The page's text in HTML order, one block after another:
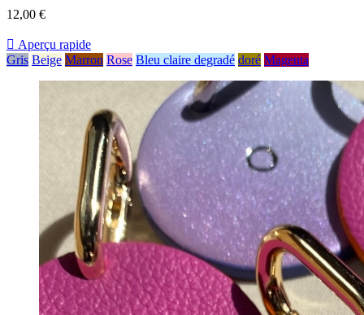
12,00 €
 Aperçu rapide
Gris Beige Marron Rose Bleu claire degradé doré Magenta